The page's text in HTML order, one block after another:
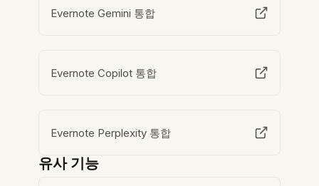
Evernote Gemini 통합
Evernote Copilot 통합
Evernote Perplexity 통합
유사 기능